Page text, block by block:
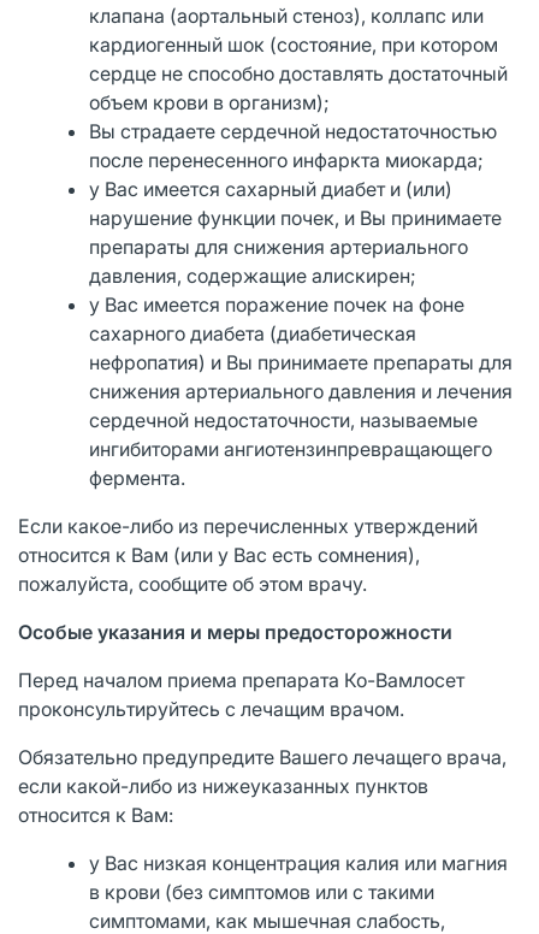
клапана (аортальный стеноз), коллапс или
кардиогенный шок (состояние, при котором
сердце не способно доставлять достаточный
объем крови в организм);
Вы страдаете сердечной недостаточностью
после перенесенного инфаркта миокарда;
у Вас имеется сахарный диабет и (или)
нарушение функции почек, и Вы принимаете
препараты для снижения артериального
давления, содержащие алискирен;
у Вас имеется поражение почек на фоне
сахарного диабета (диабетическая
нефропатия) и Вы принимаете препараты для
снижения артериального давления и лечения
сердечной недостаточности, называемые
ингибиторами ангиотензинпревращающего
фермента.
Если какое-либо из перечисленных утверждений
относится к Вам (или у Вас есть сомнения),
пожалуйста, сообщите об этом врачу.
Особые указания и меры предосторожности
Перед началом приема препарата Ко-Вамлосет
проконсультируйтесь с лечащим врачом.
Обязательно предупредите Вашего лечащего врача,
если какой-либо из нижеуказанных пунктов
относится к Вам:
у Вас низкая концентрация калия или магния
в крови (без симптомов или с такими
симптомами, как мышечная слабость,